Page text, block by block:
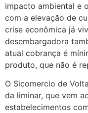
impacto ambiental e
com a elevação de
crise econômica já
desembargadora
atual cobrança é
produto, que não é
O Sicomercio de
da liminar, que vem
estabelecimentos